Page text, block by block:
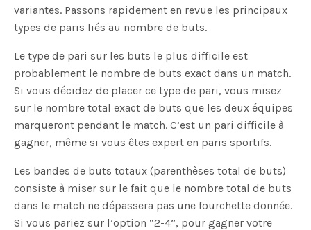
variantes. Passons rapidement en revue les principaux
types de paris liés au nombre de buts.
Le type de pari sur les buts le plus difficile est
probablement le nombre de buts exact dans un match.
Si vous décidez de placer ce type de pari, vous misez
sur le nombre total exact de buts que les deux équipes
marqueront pendant le match. C’est un pari difficile à
gagner, même si vous êtes expert en paris sportifs.
Les bandes de buts totaux (parenthèses total de buts)
consiste à miser sur le fait que le nombre total de buts
dans le match ne dépassera pas une fourchette donnée.
Si vous pariez sur l’option “2-4”, pour gagner votre